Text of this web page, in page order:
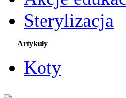
Sterylizacja
Artykuły
Koty